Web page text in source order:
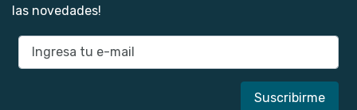
las novedades!
E-mail